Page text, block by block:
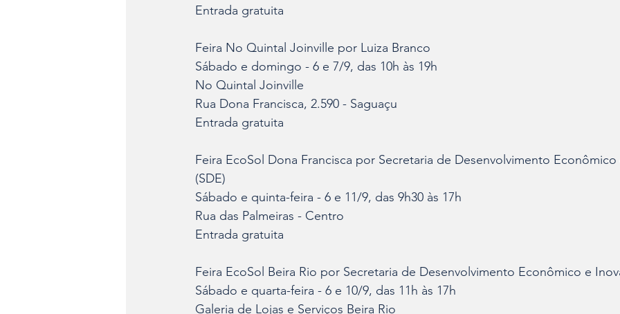
Entrada gratuita
Feira No Quintal Joinville por Luiza Branco
Sábado e domingo - 6 e 7/9, das 10h às 19h
No Quintal Joinville
Rua Dona Francisca, 2.590 - Saguaçu
Entrada gratuita
Feira EcoSol Dona Francisca por Secretaria de Desenvolvimento Econômico
(SDE)
Sábado e quinta-feira - 6 e 11/9, das 9h30 às 17h
Rua das Palmeiras - Centro
Entrada gratuita
Feira EcoSol Beira Rio por Secretaria de Desenvolvimento Econômico e
Sábado e quarta-feira - 6 e 10/9, das 11h às 17h
Galeria de Lojas e Serviços Beira Rio